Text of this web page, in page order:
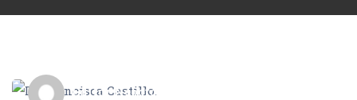
Editor Neocrop